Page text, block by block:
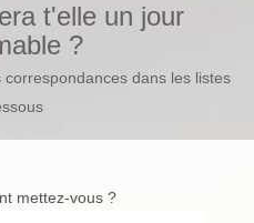
t'elle un jour
?
dans les listes
mettez-vous ?